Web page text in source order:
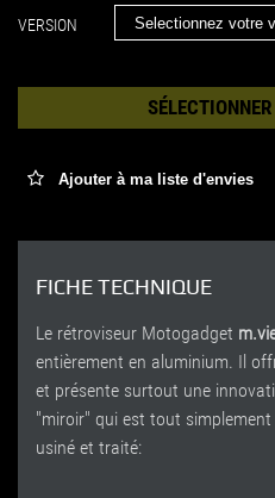
Ajouter à ma liste d'envies
FICHE TECHNIQUE
Le rétroviseur Motogadget
entièrement en aluminium. Il
et présente surtout une
"miroir" qui est tout
usiné et traité: